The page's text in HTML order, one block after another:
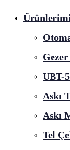
UBT-
Askı
Askı
Tel